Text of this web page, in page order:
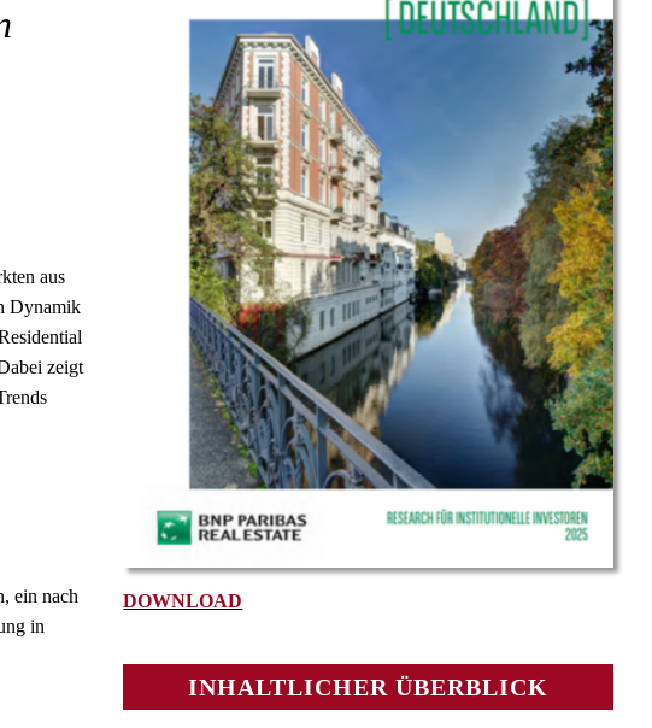
aus
Dynamik
zeigt
ein nach
in
DOWNLOAD
INHALTLICHER ÜBERBLICK